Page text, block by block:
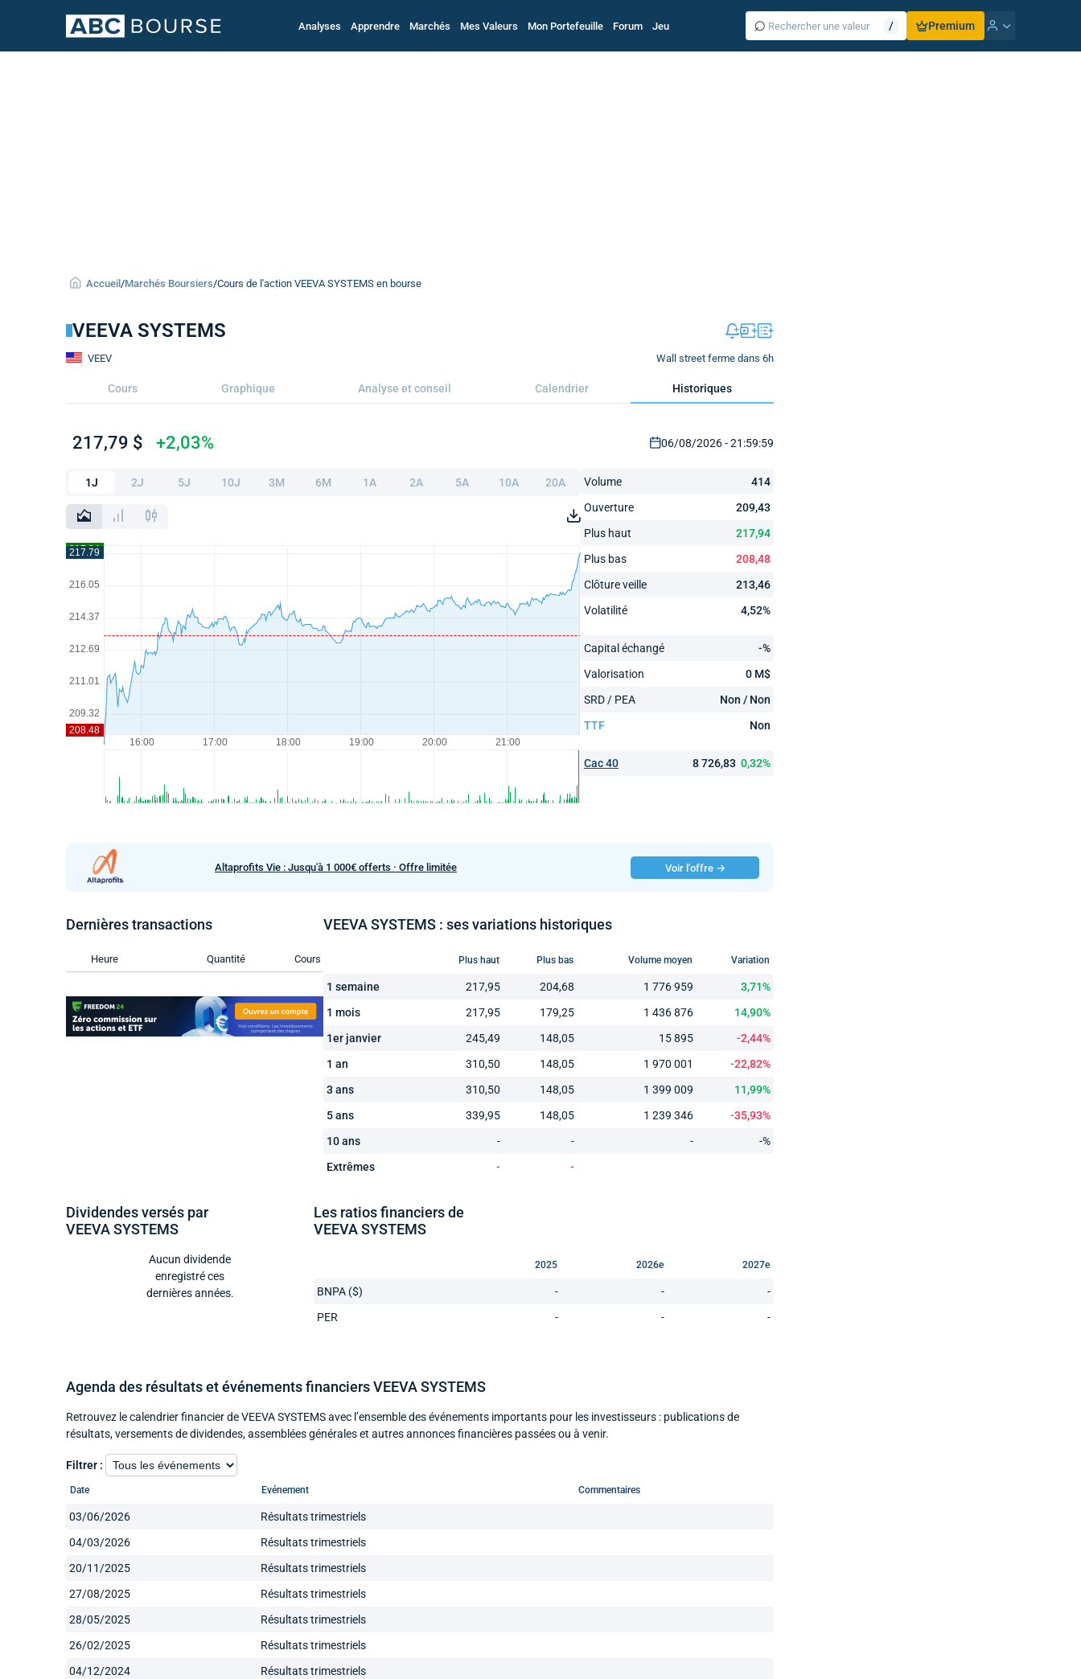
Analyses Apprendre Marchés Mes Valeurs Mon Portefeuille Forum Jeu ⌕ / Premium
Accueil /Marchés Boursiers/Cours de l'action VEEVA SYSTEMS en bourse
VEEVA SYSTEMS
Wall street ferme dans 6h
VEEV
Cours Graphique Analyse et conseil Calendrier Historiques
217,79 $ +2,03% 06/08/2026 - 21:59:59
1J 2J 5J 10J 3M 6M 1A 2A 5A 10A 20A Volume
414
Ouverture
209,43
Plus haut
217,94
Plus bas
208,48
Clôture veille
213,46
Volatilité
4,52%
Capital échangé
-%
Valorisation
0 M$
SRD / PEA
Non / Non
TTF
Non
Cac 40 8 726,83 0,32%
Altaprofits Vie : Jusqu'à 1 000€ offerts · Offre limitée Voir l'offre →
Dernières transactions
Heure Quantité Cours
VEEVA SYSTEMS : ses variations historiques
Plus haut Plus bas Volume moyen Variation
1 semaine 217,95 204,68 1 776 959
3,71%
1 mois
217,95 179,25 1 436 876
14,90%
1er janvier
245,49 148,05 15 895
-2,44%
1 an
310,50 148,05 1 970 001
-22,82%
3 ans
310,50 148,05 1 399 009
11,99%
5 ans
339,95 148,05 1 239 346
-35,93%
10 ans
- - -
-%
Extrêmes
- -
Dividendes versés par
VEEVA SYSTEMS
Aucun dividende
enregistré ces
dernières années.
Les ratios financiers de
VEEVA SYSTEMS
2025 2026e 2027e
BNPA ($) - -
-
PER
- - -
Agenda des résultats et événements financiers VEEVA SYSTEMS
Retrouvez le calendrier financier de VEEVA SYSTEMS avec l’ensemble des événements importants pour les investisseurs : publications de
résultats, versements de dividendes, assemblées générales et autres annonces financières passées ou à venir.
Filtrer :
Date Evénement Commentaires
03/06/2026
Résultats trimestriels
04/03/2026
Résultats trimestriels
20/11/2025
Résultats trimestriels
27/08/2025
Résultats trimestriels
28/05/2025
Résultats trimestriels
26/02/2025
Résultats trimestriels
04/12/2024
Résultats trimestriels